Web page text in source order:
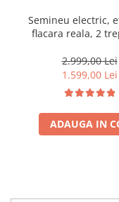
Motocultoare
Produse uz casnic
Seminee electrice
Convectoare si
Semineu electric,
flacara reala, 2
electronic, 7 culori,
Premium
2.999,00 Lei
1.599,00 Lei
ADAUGA IN